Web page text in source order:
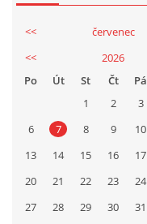
<< červenec
<<
2026
Po
Út St Čt Pá
1
2 3
6
7 8 9 10
13
14 15 16 17
20
21 22 23 24
27
28 29 30 31